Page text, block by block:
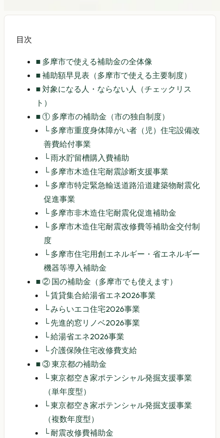
目次
■ 多摩市で使える補助金の全体像
■ 補助額早見表（多摩市で使える主要制度）
■ 対象になる人・ならない人（チェックリス
ト）
■ ① 多摩市の補助金（市の独自制度）
└多摩市重度身体障がい者（児）住宅設備改
善費給付事業
└雨水貯留槽購入費補助
└多摩市木造住宅耐震診断支援事業
└多摩市特定緊急輸送道路沿道建築物耐震化
促進事業
└多摩市非木造住宅耐震化促進補助金
└多摩市木造住宅耐震改修費等補助金交付制
度
└多摩市住宅用創エネルギー・省エネルギー
機器等導入補助金
■ ② 国の補助金（多摩市でも使えます）
└賃貸集合給湯省エネ2026事業
└みらいエコ住宅2026事業
└先進的窓リノベ2026事業
└給湯省エネ2026事業
└介護保険住宅改修費支給
■ ③ 東京都の補助金
└東京都空き家ポテンシャル発掘支援事業
（単年度型）
└東京都空き家ポテンシャル発掘支援事業
（複数年度型）
└耐震改修費補助金